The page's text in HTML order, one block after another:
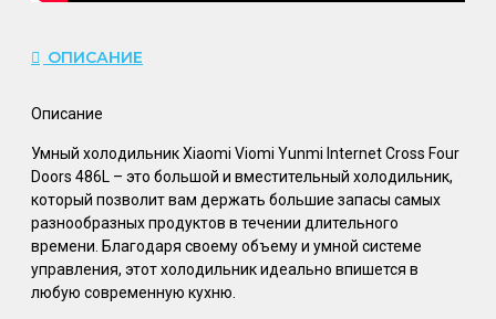
ОПИСАНИЕ
Описание
Умный холодильник Xiaomi Viomi Yunmi Internet Cross Four
Doors 486L – это большой и вместительный холодильник,
который позволит вам держать большие запасы самых
разнообразных продуктов в течении длительного
времени. Благодаря своему объему и умной системе
управления, этот холодильник идеально впишется в
любую современную кухню.